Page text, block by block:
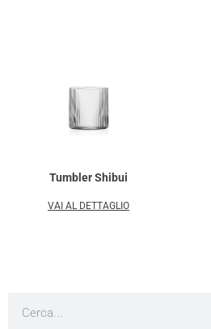
Tumbler Shibui
VAI AL DETTAGLIO